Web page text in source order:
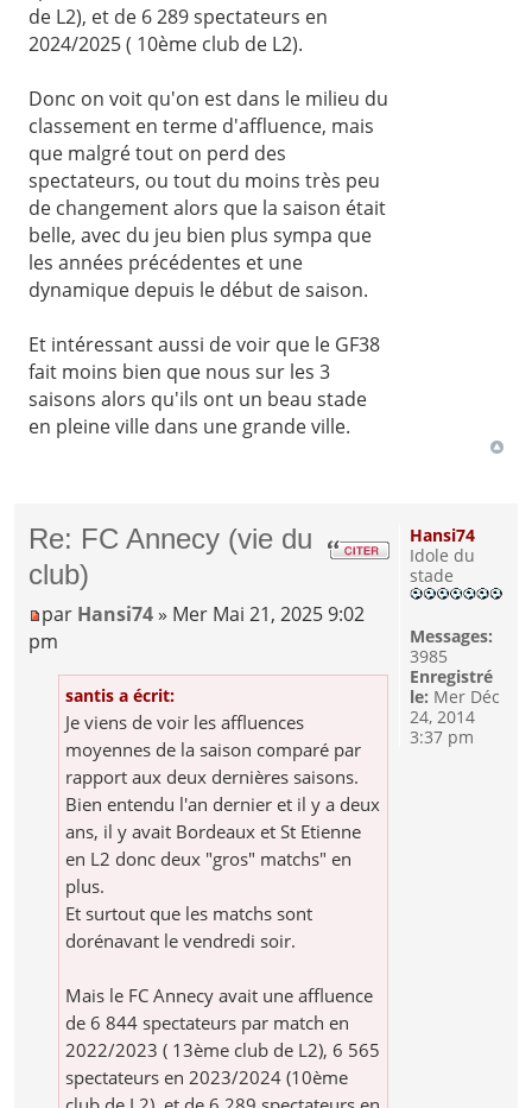
de L2), et de 6 289 spectateurs en
2024/2025 ( 10ème club de L2).
Donc on voit qu'on est dans le milieu du
classement en terme d'affluence, mais
que malgré tout on perd des
spectateurs, ou tout du moins très peu
de changement alors que la saison était
belle, avec du jeu bien plus sympa que
les années précédentes et une
dynamique depuis le début de saison.
Et intéressant aussi de voir que le GF38
fait moins bien que nous sur les 3
saisons alors qu'ils ont un beau stade
en pleine ville dans une grande ville.
Re: FC Annecy (vie du
club)
par Hansi74 » Mer Mai 21, 2025 9:02
pm
santis a écrit:
Je viens de voir les affluences
moyennes de la saison comparé par
rapport aux deux dernières saisons.
Bien entendu l'an dernier et il y a deux
ans, il y avait Bordeaux et St Etienne
en L2 donc deux "gros" matchs" en
plus.
Et surtout que les matchs sont
dorénavant le vendredi soir.
Mais le FC Annecy avait une affluence
de 6 844 spectateurs par match en
2022/2023 ( 13ème club de L2), 6 565
spectateurs en 2023/2024 (10ème
Hansi74
Idole du
stade
Messages:
3985
Enregistré
le: Mer Déc
24, 2014
3:37 pm